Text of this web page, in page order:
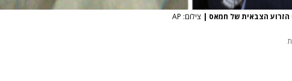
הזרוע הצבאית של חמאס | צילום: AP